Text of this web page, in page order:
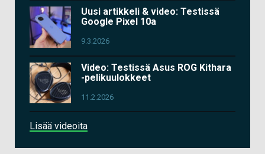
Uusi artikkeli & video: Testissä
Google Pixel 10a
9.3.2026
Video: Testissä Asus ROG Kithara
-pelikuulokkeet
11.2.2026
Lisää videoita